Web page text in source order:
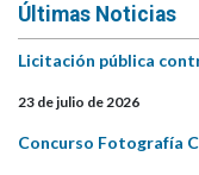
Últimas Noticias
Licitación pública
23 de julio de 2026
Concurso Fotografía